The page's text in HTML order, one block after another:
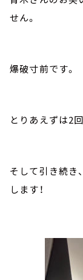
せん。
爆破寸前です。
とりあえずは2
そして引き続き
します！